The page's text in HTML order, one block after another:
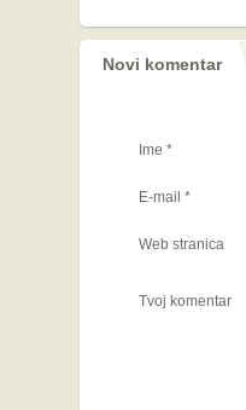
Novi komentar
Ime *
E-mail *
Web stranica
Tvoj komentar